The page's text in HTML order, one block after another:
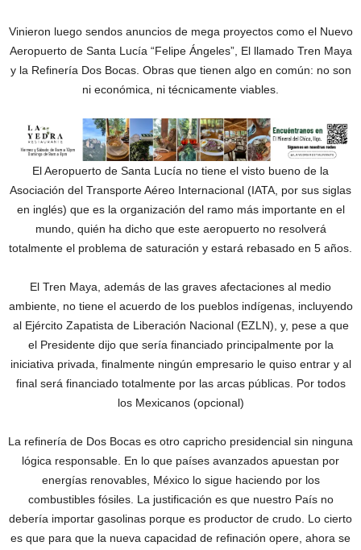
Vinieron luego sendos anuncios de mega proyectos como el Nuevo
Aeropuerto de Santa Lucía “Felipe Ángeles”, El llamado Tren Maya
y la Refinería Dos Bocas. Obras que tienen algo en común: no son
ni económica, ni técnicamente viables.
El Aeropuerto de Santa Lucía no tiene el visto bueno de la
Asociación del Transporte Aéreo Internacional (IATA, por sus siglas
en inglés) que es la organización del ramo más importante en el
mundo, quién ha dicho que este aeropuerto no resolverá
totalmente el problema de saturación y estará rebasado en 5 años.
El Tren Maya, además de las graves afectaciones al medio
ambiente, no tiene el acuerdo de los pueblos indígenas, incluyendo
al Ejército Zapatista de Liberación Nacional (EZLN), y, pese a que
el Presidente dijo que sería financiado principalmente por la
iniciativa privada, finalmente ningún empresario le quiso entrar y al
final será financiado totalmente por las arcas públicas. Por todos
los Mexicanos (opcional)
La refinería de Dos Bocas es otro capricho presidencial sin ninguna
lógica responsable. En lo que países avanzados apuestan por
energías renovables, México lo sigue haciendo por los
combustibles fósiles. La justificación es que nuestro País no
debería importar gasolinas porque es productor de crudo. Lo cierto
es que para que la nueva capacidad de refinación opere, ahora se